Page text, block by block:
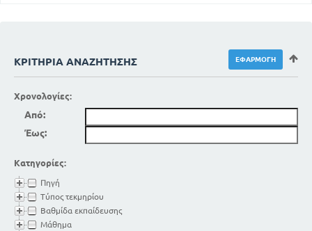
ΚΡΙΤΉΡΙΑ ΑΝΑΖΉΤΗΣΗΣ
Χρονολογίες:
Από:
Έως:
Κατηγορίες:
Πηγή
Τύπος τεκμηρίου
Βαθμίδα εκπαίδευσης
Μάθημα